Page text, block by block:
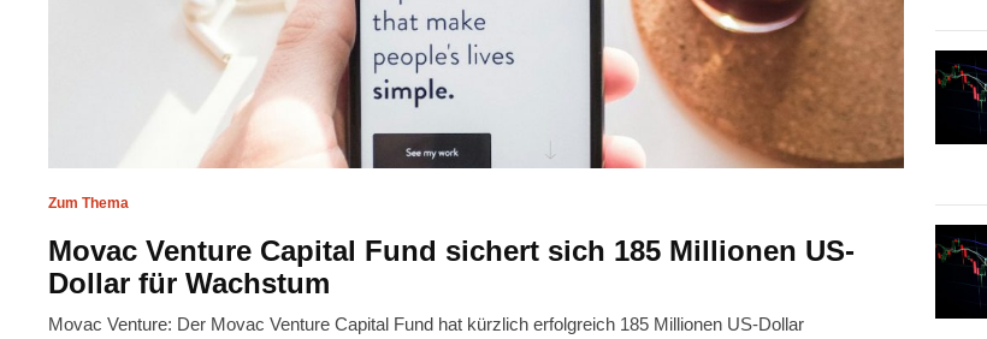
Zum Thema
Movac Venture Capital Fund sichert sich 185 Millionen US-
Dollar für Wachstum
Movac Venture: Der Movac Venture Capital Fund hat kürzlich erfolgreich 185 Millionen US-Dollar